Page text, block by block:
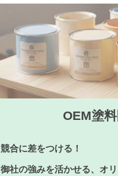
OEM塗
競合に差をつける！
御社の強みを活かせる、オ